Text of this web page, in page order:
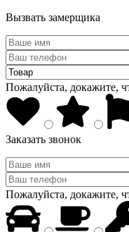
Вызвать замерщика
Пожалуйста, докажите,
Заказать звонок
Пожалуйста, докажите,